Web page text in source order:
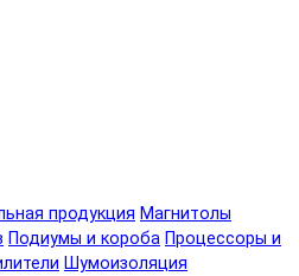
продукция Магнитолы
Подиумы и короба Процессоры и
Шумоизоляция